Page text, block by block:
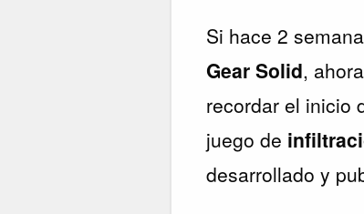
Si hace 2
Gear Solid,
recordar el inicio
juego de
desarrollado y